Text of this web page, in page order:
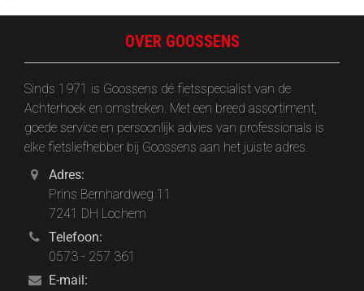
OVER GOOSSENS
Sinds 1971 is Goossens dé fietsspecialist van de
Achterhoek en omstreken. Met een breed assortiment,
goede service en persoonlijk advies van professionals is
elke fietsliefhebber bij Goossens aan het juiste adres.
Adres:
Prins Bernhardweg 11
7241 DH Lochem
Telefoon:
0573 - 257 361
E-mail: